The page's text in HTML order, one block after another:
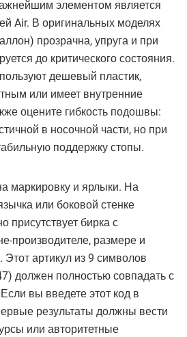
элементом является
Air. В оригинальных моделях
прозрачна, упруга и при
до критического состояния.
дешевый пластик,
или имеет внутренние
оцените гибкость подошвы:
в носочной части, но при
поддержку стопы.
маркировку и ярлыки. На
или боковой стенке
присутствует бирка с
производителе, размере и
Этот артикул из 9 символов
должен полностью совпадать с
вы введете этот код в
результаты должны вести
или авторитетные